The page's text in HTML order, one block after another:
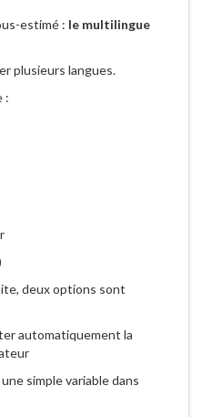
estimé : le multilingue
plusieurs langues.
:
deux options sont
automatiquement la
simple variable dans